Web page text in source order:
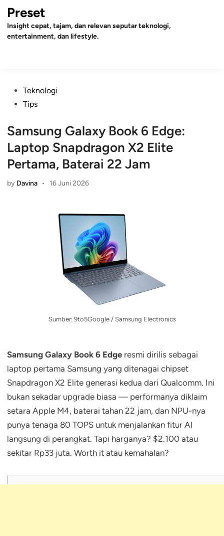
Skip
content
Preset
Insight cepat, tajam, dan relevan seputar teknologi,
entertainment, dan lifestyle.
PostedTeknologi
Tips
Samsung Galaxy Book 6 Edge:
Laptop Snapdragon X2 Elite
Pertama, Baterai 22 Jam
by Davina • 16 Juni 2026
Sumber: 9to5Google / Samsung Electronics
Samsung Galaxy Book 6 Edge resmi dirilis sebagai
laptop pertama Samsung yang ditenagai chipset
Snapdragon X2 Elite generasi kedua dari Qualcomm. Ini
bukan sekadar upgrade biasa — performanya diklaim
setara Apple M4, baterai tahan 22 jam, dan NPU-nya
punya tenaga 80 TOPS untuk menjalankan fitur AI
langsung di perangkat. Tapi harganya? $2.100 atau
sekitar Rp33 juta. Worth it atau kemahalan?